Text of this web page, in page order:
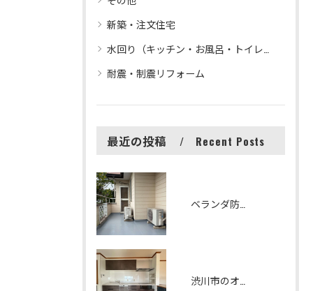
新築・注文住宅
水回り（キッチン・お風呂・トイレ等）リフォーム
耐震・制震リフォーム
最近の投稿 Recent Posts